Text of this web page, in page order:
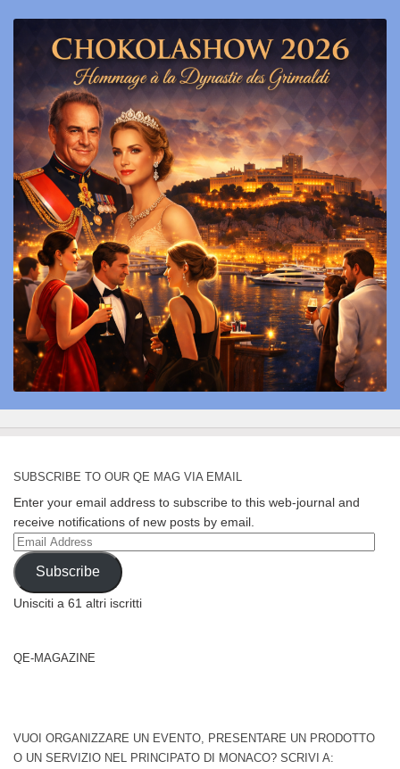
SUBSCRIBE TO OUR QE MAG VIA EMAIL
Enter your email address to subscribe to this web-journal and
receive notifications of new posts by email.
Email
Address
Subscribe
Unisciti a 61 altri iscritti
QE-MAGAZINE
VUOI ORGANIZZARE UN EVENTO, PRESENTARE UN PRODOTTO
O UN SERVIZIO NEL PRINCIPATO DI MONACO? SCRIVI A: